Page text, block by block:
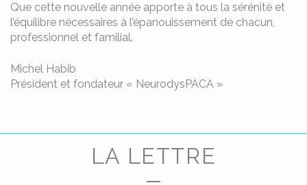
Que cette nouvelle année apporte à tous la sérénité et
l’équilibre nécessaires à l’épanouissement de chacun,
professionnel et familial.
Michel Habib
Président et fondateur « NeurodysPACA »
LA LETTRE